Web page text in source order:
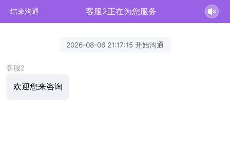
结束沟通 客服2正在为您服务
2026-08-06 21:17:15 开始沟通
客服2
欢迎您来咨询